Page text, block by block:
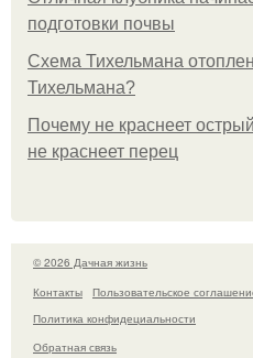
подготовки почвы
Схема Тихельмана
Тихельмана?
Почему не краснеет
не краснеет перец
© 2026 Дачная жизнь
Контакты
Пользовательское
Политика конфидециальности
Обратная связь